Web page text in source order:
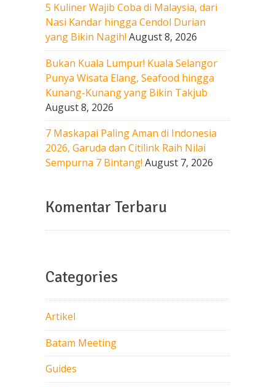
5 Kuliner Wajib Coba di Malaysia, dari
Nasi Kandar hingga Cendol Durian
yang Bikin Nagih! August 8, 2026
Bukan Kuala Lumpur! Kuala Selangor
Punya Wisata Elang, Seafood hingga
Kunang-Kunang yang Bikin Takjub
August 8, 2026
7 Maskapai Paling Aman di Indonesia
2026, Garuda dan Citilink Raih Nilai
Sempurna 7 Bintang! August 7, 2026
Komentar Terbaru
Categories
Artikel
Batam Meeting
Guides